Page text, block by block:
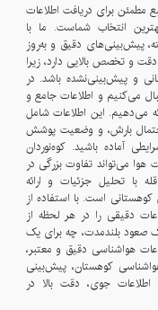
به دنبال یک منبع مطمئن برای دریافت اطلاعات
دقیق هواشناسی کوهستان هستید، سایت قله بهترین انتخاب شماست. ما با
پیش‌بینی‌های دقیق و به‌روز
نیاز به دقت و تخصص بالایی دارد، زیرا
تغییرات جوی در مناطق مرتفع می‌تواند بسیار ناگهانی و پیش‌بینی‌نشده باشد. در
می‌کنیم و اطلاعات جامع و
دقیقی را در قالب پیش‌بینی‌های ساعتی و روزانه ارائه می‌دهیم. این اطلاعات شامل
بارش، و وضعیت پوشش
ابری است که به شما امکان می‌دهد برای هر شرایطی آماده باشید. کوه‌نوردان
می‌تواند تفاوت بزرگی در
یک صعود ایجاد کند. سایت قله با تحلیل جزئیات و ارائه
گزارش‌های لحظه‌ای، بهترین همراه شما در مسیرهای کوهستانی است. با استفاده از
دقیقی را در هر لحظه از
برنامه‌ریزی یک صعود بلندمدت، چه برای یک
هواشناسی دقیق و معتبر،
مرتبط: هواشناسی کوهستان، پیش‌بینی
اطلاعات جوی، دقت بالا در